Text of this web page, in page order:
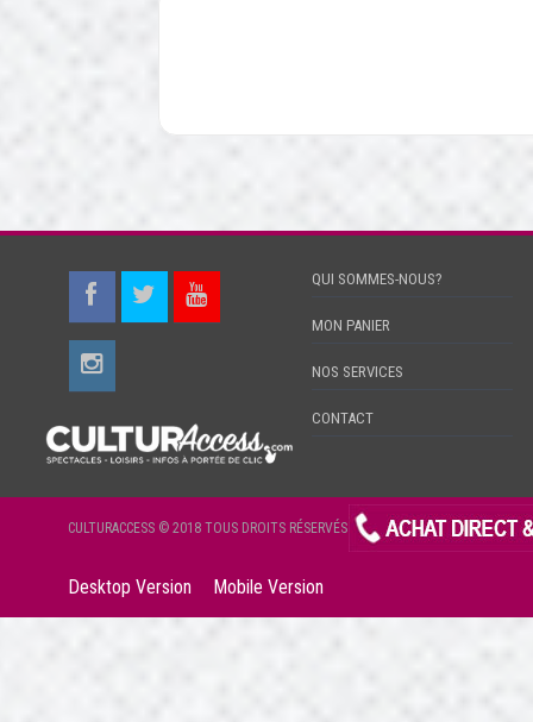
QUI SOMMES-NOUS?
MON PANIER
NOS SERVICES
CONTACT
CULTURACCESS © 2018 TOUS DROITS RÉSERVÉS
Desktop Version Mobile Version